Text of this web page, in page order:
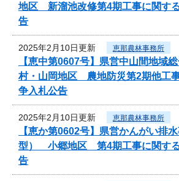
地区 新溜池改修第4期工事に関す
告
2025年2月10日更新 恵那農林事務所
【恵中第0607号】県営中山間地域
村・山岡地区 農地防災第2期他工
争入札公告
2025年2月10日更新 恵那農林事務所
【恵か第0602号】県営かんがい排
型） 小郷地区 第4期工事に関す
告